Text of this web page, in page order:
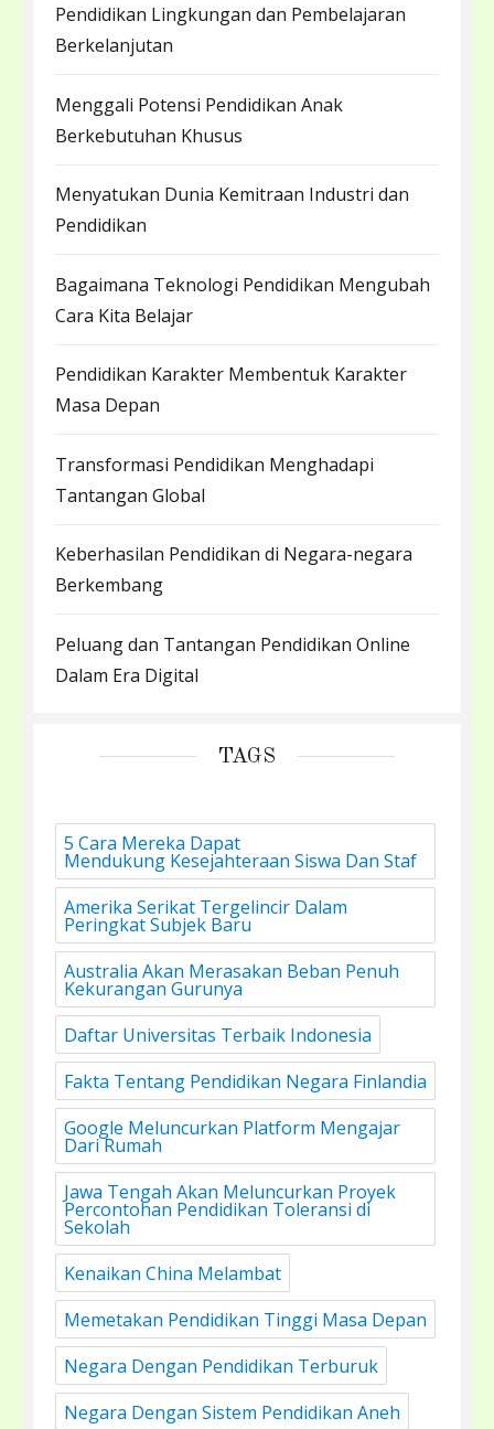
Pendidikan Lingkungan dan Pembelajaran
Berkelanjutan
Menggali Potensi Pendidikan Anak
Berkebutuhan Khusus
Menyatukan Dunia Kemitraan Industri dan
Pendidikan
Bagaimana Teknologi Pendidikan Mengubah
Cara Kita Belajar
Pendidikan Karakter Membentuk Karakter
Masa Depan
Transformasi Pendidikan Menghadapi
Tantangan Global
Keberhasilan Pendidikan di Negara-negara
Berkembang
Peluang dan Tantangan Pendidikan Online
Dalam Era Digital
TAGS
5 Cara Mereka Dapat
Mendukung Kesejahteraan Siswa Dan Staf
Amerika Serikat Tergelincir Dalam
Peringkat Subjek Baru
Australia Akan Merasakan Beban Penuh
Kekurangan Gurunya
Daftar Universitas Terbaik Indonesia
Fakta Tentang Pendidikan Negara Finlandia
Google Meluncurkan Platform Mengajar
Dari Rumah
Jawa Tengah Akan Meluncurkan Proyek
Percontohan Pendidikan Toleransi di
Sekolah
Kenaikan China Melambat
Memetakan Pendidikan Tinggi Masa Depan
Negara Dengan Pendidikan Terburuk
Negara Dengan Sistem Pendidikan Aneh